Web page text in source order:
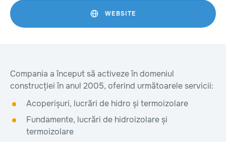
WEBSITE
Compania a început să activeze în domeniul
construcției în anul 2005, oferind următoarele servicii:
Acoperișuri, lucrări de hidro și termoizolare
Fundamente, lucrări de hidroizolare și
termoizolare